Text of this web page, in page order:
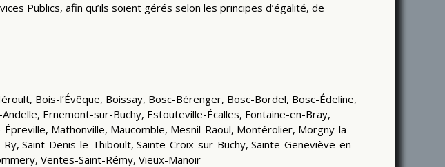
Publics, afin qu’ils soient gérés selon les principes d’égalité, de
Bois-l’Évêque, Boissay, Bosc-Bérenger, Bosc-Bordel, Bosc-Édeline,
Ernemont-sur-Buchy, Estouteville-Écalles, Fontaine-en-Bray,
Mathonville, Maucomble, Mesnil-Raoul, Montérolier, Morgny-la-
Saint-Denis-le-Thiboult, Sainte-Croix-sur-Buchy, Sainte-Geneviève-en-
Ventes-Saint-Rémy, Vieux-Manoir